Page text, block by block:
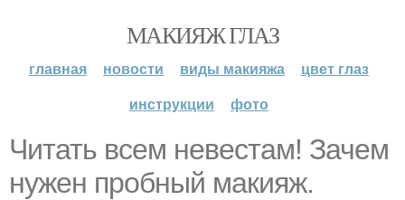
МАКИЯЖ ГЛАЗ
главная новости виды макияжа
цвет глаз
инструкции
фото
Читать всем невестам! Зачем
нужен пробный макияж.